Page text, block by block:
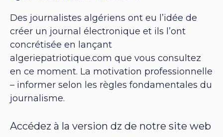
Des journalistes algériens ont eu l’idée de
créer un journal électronique et ils l’ont
concrétisée en lançant
algeriepatriotique.com que vous consultez
en ce moment. La motivation professionnelle
– informer selon les règles fondamentales du
journalisme.
Accédez à la version dz de notre site web